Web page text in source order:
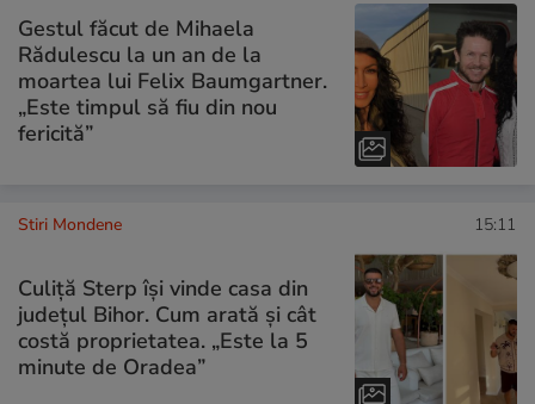
Gestul făcut de Mihaela
Rădulescu la un an de la
moartea lui Felix Baumgartner.
„Este timpul să fiu din nou
fericită”
Stiri Mondene 15:11
Culiță Sterp își vinde casa din
județul Bihor. Cum arată și cât
costă proprietatea. „Este la 5
minute de Oradea”